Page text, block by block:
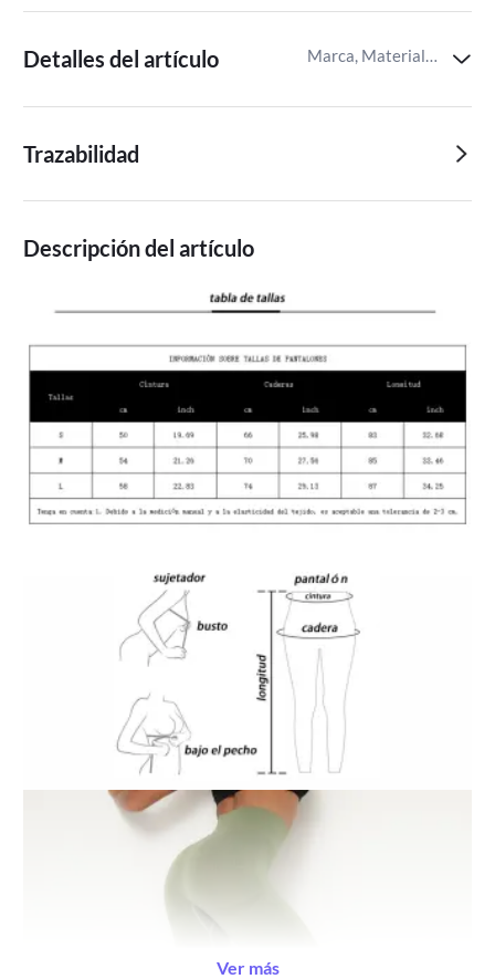
Detalles del artículo Marca, Material de confección,Tipo pantalón deportivo
Trazabilidad
Descripción del artículo
Ver más